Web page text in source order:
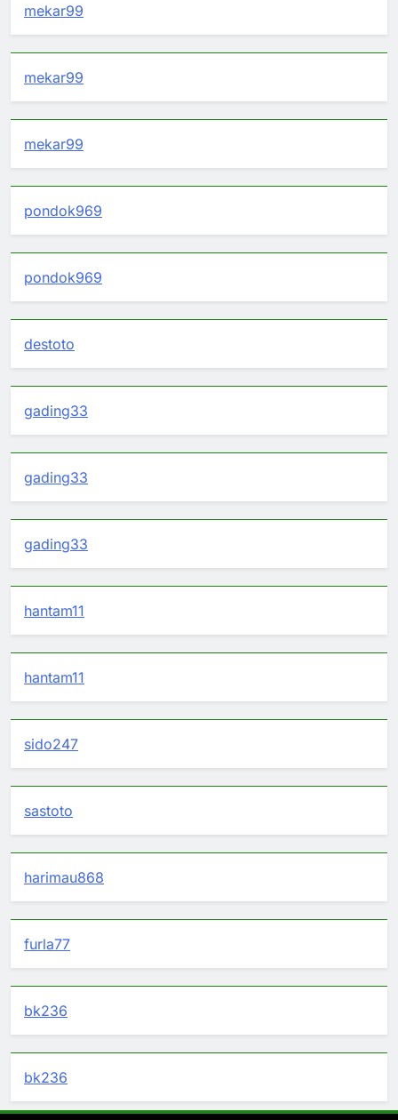
mekar99
mekar99
mekar99
pondok969
pondok969
destoto
gading33
gading33
gading33
hantam11
hantam11
sido247
sastoto
harimau868
furla77
bk236
bk236